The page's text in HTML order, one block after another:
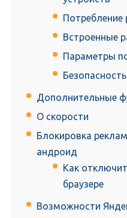
Потребление
Встроенные
Параметры
Дополнительные
О скорости
Блокировка
андроид
Как
браузере
Возможности